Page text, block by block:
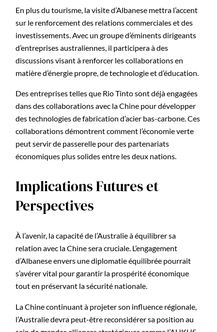
En plus du tourisme, la visite d’Albanese mettra l’accent
sur le renforcement des relations commerciales et des
investissements. Avec un groupe d’éminents dirigeants
d’entreprises australiennes, il participera à des
discussions visant à renforcer les collaborations en
matière d’énergie propre, de technologie et d’éducation.
Des entreprises telles que Rio Tinto sont déjà engagées
dans des collaborations avec la Chine pour développer
des technologies de fabrication d’acier bas-carbone. Ces
collaborations démontrent comment l’économie verte
peut servir de passerelle pour des partenariats
économiques plus solides entre les deux nations.
Implications Futures et
Perspectives
À l’avenir, la capacité de l’Australie à équilibrer sa
relation avec la Chine sera cruciale. L’engagement
d’Albanese envers une diplomatie équilibrée pourrait
s’avérer vital pour garantir la prospérité économique
tout en préservant la sécurité nationale.
La Chine continuant à projeter son influence régionale,
l’Australie devra peut-être reconsidérer sa position au